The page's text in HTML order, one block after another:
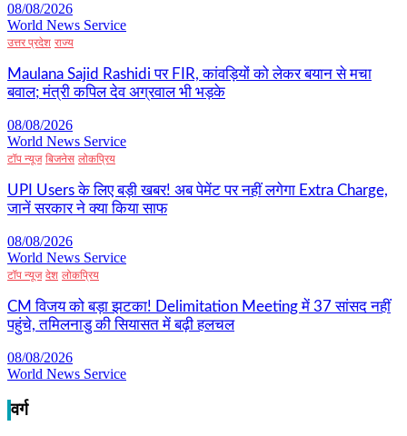
08/08/2026
World News Service
उत्तर प्रदेश राज्य
Maulana Sajid Rashidi पर FIR, कांवड़ियों को लेकर बयान से मचा
बवाल; मंत्री कपिल देव अग्रवाल भी भड़के
08/08/2026
World News Service
टॉप न्यूज बिजनेस लोकप्रिय
UPI Users के लिए बड़ी खबर! अब पेमेंट पर नहीं लगेगा Extra Charge,
जानें सरकार ने क्या किया साफ
08/08/2026
World News Service
टॉप न्यूज देश लोकप्रिय
CM विजय को बड़ा झटका! Delimitation Meeting में 37 सांसद नहीं
पहुंचे, तमिलनाडु की सियासत में बढ़ी हलचल
08/08/2026
World News Service
वर्ग